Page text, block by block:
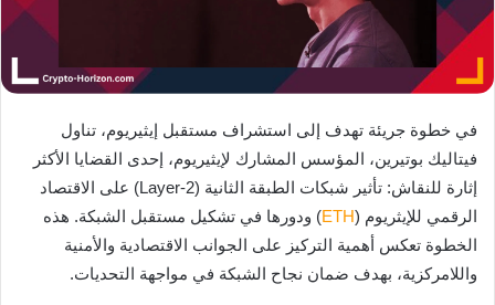
في خطوة جريئة تهدف إلى استشراف مستقبل إيثيريوم، تناول
فيتاليك بوتيرين، المؤسس المشارك لإيثيريوم، إحدى القضايا الأكثر
إثارة للنقاش: تأثير شبكات الطبقة الثانية (Layer-2) على الاقتصاد
الرقمي للإيثريوم (ETH) ودورها في تشكيل مستقبل الشبكة. هذه
الخطوة تعكس أهمية التركيز على الجوانب الاقتصادية والأمنية
واللامركزية، بهدف ضمان نجاح الشبكة في مواجهة التحديات.